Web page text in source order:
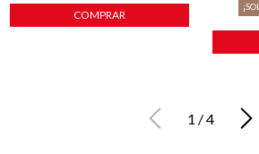
COMPRAR
1 /4